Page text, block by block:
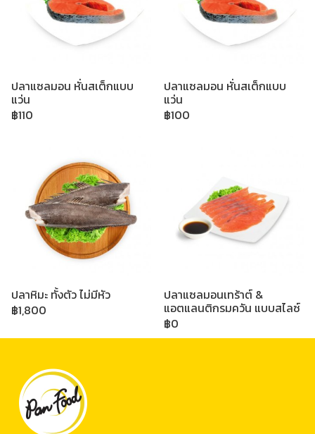
ปลาแซลมอน หั่นสเต็กแบบ
แว่น
฿110
ปลาแซลมอน หั่นสเต็กแบบ
แว่น
฿100
ปลาหิมะ ทั้งตัว ไม่มีหัว
฿1,800
ปลาแซลมอนเทร้าต์ &
แอตแลนติกรมควัน แบบสไลซ์
฿0